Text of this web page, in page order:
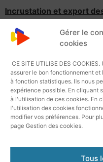
Gérer le
cookies
CE SITE UTILISE DES
assurer le bon fonctionnement
à fonction statistiques. Ils nous
expérience possible. En cliquant
à l'utilisation de ces cookies. En
l'utilisation des cookies
modifier vos préférences. Pour
page Gestion des cookies.
Tous
Incrustation et export
L’étape d’incrustation
s »effectue suivant vos
Nous incrustons les
un logiciel de montage
Les exports se font aux
pro, EBU…
Voir notre article connexe